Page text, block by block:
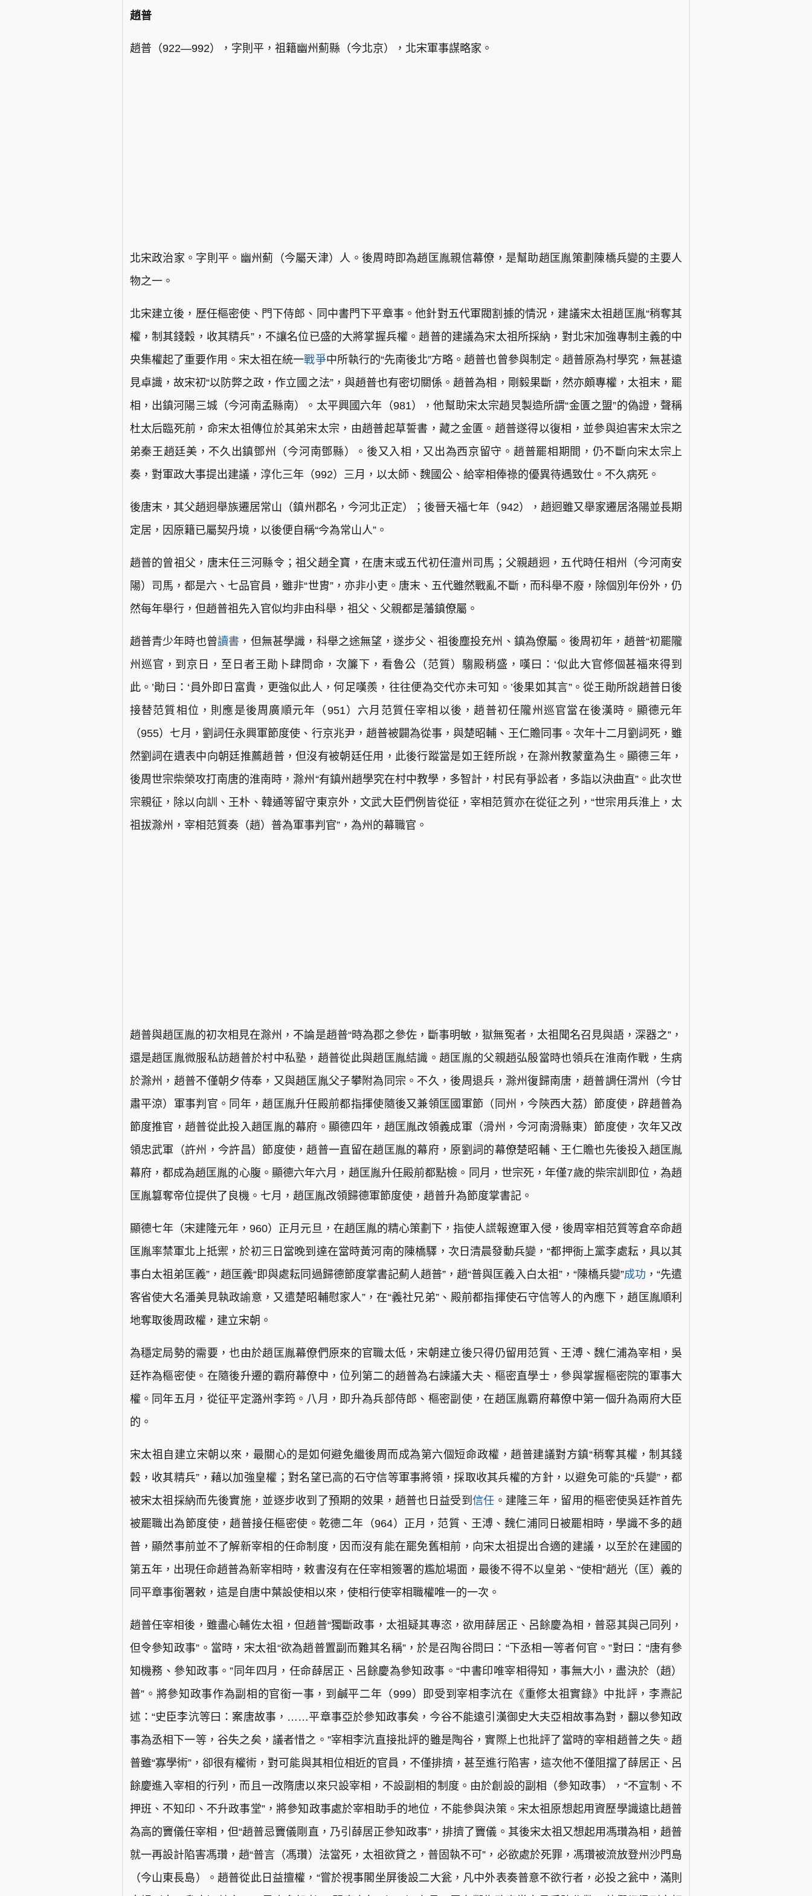
趙普
趙普（922—992），字則平，祖籍幽州薊縣（今北京），北宋軍事謀略家。
北宋政治家。字則平。幽州薊（今屬天津）人。後周時即為趙匡胤親信幕僚，是幫助趙匡胤策劃陳橋兵變的主要人
物之一。
北宋建立後，歷任樞密使、門下侍郎、同中書門下平章事。他針對五代軍閥割據的情況，建議宋太祖趙匡胤“稍奪其
權，制其錢穀，收其精兵”，不讓名位已盛的大將掌握兵權。趙普的建議為宋太祖所採納，對北宋加強專制主義的中
央集權起了重要作用。宋太祖在統一戰爭中所執行的“先南後北”方略。趙普也曾參與制定。趙普原為村學究，無甚遠
見卓識，故宋初“以防弊之政，作立國之法”，與趙普也有密切關係。趙普為相，剛毅果斷，然亦頗專權，太祖末，罷
相，出鎮河陽三城（今河南孟縣南）。太平興國六年（981），他幫助宋太宗趙炅製造所謂“金匱之盟”的偽證，聲稱
杜太后臨死前，命宋太祖傳位於其弟宋太宗，由趙普起草誓書，藏之金匱。趙普遂得以復相，並參與迫害宋太宗之
弟秦王趙廷美，不久出鎮鄧州（今河南鄧縣）。後又入相，又出為西京留守。趙普罷相期間，仍不斷向宋太宗上
奏，對軍政大事提出建議，淳化三年（992）三月，以太師、魏國公、給宰相俸祿的優異待遇致仕。不久病死。
後唐末，其父趙迥舉族遷居常山（鎮州郡名，今河北正定）；後晉天福七年（942），趙迥雖又舉家遷居洛陽並長期
定居，因原籍已屬契丹境，以後便自稱“今為常山人”。
趙普的曾祖父，唐末任三河縣令；祖父趙全寶，在唐末或五代初任澶州司馬；父親趙迥，五代時任相州（今河南安
陽）司馬，都是六、七品官員，雖非“世胄”，亦非小吏。唐末、五代雖然戰亂不斷，而科舉不廢，除個別年份外，仍
然每年舉行，但趙普祖先入官似均非由科舉，祖父、父親都是藩鎮僚屬。
趙普青少年時也曾讀書 ，但無甚學識，科舉之途無望，遂步父、祖後塵投充州、鎮為僚屬。後周初年，趙普“初罷隴
州巡官，到京日，至日者王勛卜肆問命，次簾下，看魯公（范質）騶殿稍盛，嘆曰：‘似此大官修個甚福來得到
此。’勛曰：‘員外即日富貴，更強似此人，何足嘆羨，往往便為交代亦未可知。’後果如其言”。從王勛所說趙普日後
接替范質相位，則應是後周廣順元年（951）六月范質任宰相以後，趙普初任隴州巡官當在後漢時。顯德元年
（955）七月，劉詞任永興軍節度使、行京兆尹，趙普被闢為從事，與楚昭輔、王仁贍同事。次年十二月劉詞死，雖
然劉詞在遺表中向朝廷推薦趙普，但沒有被朝廷任用，此後行蹤當是如王銍所說，在滁州教蒙童為生。顯德三年，
後周世宗柴榮攻打南唐的淮南時，滁州“有鎮州趙學究在村中教學，多智計，村民有爭訟者，多詣以決曲直”。此次世
宗親征，除以向訓、王朴、韓通等留守東京外，文武大臣們例皆從征，宰相范質亦在從征之列，“世宗用兵淮上，太
祖拔滁州，宰相范質奏（趙）普為軍事判官”，為州的幕職官。
趙普與趙匡胤的初次相見在滁州，不論是趙普“時為郡之參佐，斷事明敏，獄無冤者，太祖聞名召見與語，深器之”，
還是趙匡胤微服私訪趙普於村中私塾，趙普從此與趙匡胤結識。趙匡胤的父親趙弘殷當時也領兵在淮南作戰，生病
於滁州，趙普不僅朝夕侍奉，又與趙匡胤父子攀附為同宗。不久，後周退兵，滁州復歸南唐，趙普調任渭州（今甘
肅平涼）軍事判官。同年，趙匡胤升任殿前都指揮使隨後又兼領匡國軍節（同州，今陝西大荔）節度使，辟趙普為
節度推官，趙普從此投入趙匡胤的幕府。顯德四年，趙匡胤改領義成軍（滑州，今河南滑縣東）節度使，次年又改
領忠武軍（許州，今許昌）節度使，趙普一直留在趙匡胤的幕府，原劉詞的幕僚楚昭輔、王仁贍也先後投入趙匡胤
幕府，都成為趙匡胤的心腹。顯德六年六月，趙匡胤升任殿前都點檢。同月，世宗死，年僅7歲的柴宗訓即位，為趙
匡胤篡奪帝位提供了良機。七月，趙匡胤改領歸德軍節度使，趙普升為節度掌書記。
顯德七年（宋建隆元年，960）正月元旦，在趙匡胤的精心策劃下，指使人謊報遼軍入侵，後周宰相范質等倉卒命趙
匡胤率禁軍北上抵禦，於初三日當晚到達在當時黃河南的陳橋驛，次日清晨發動兵變，“都押衙上黨李處耘，具以其
事白太祖弟匡義”，趙匡義“即與處耘同過歸德節度掌書記薊人趙普”，趙“普與匡義入白太祖”，“陳橋兵變”成功 ，“先遣
客省使大名潘美見執政諭意，又遣楚昭輔慰家人”，在“義社兄弟”、殿前都指揮使石守信等人的內應下，趙匡胤順利
地奪取後周政權，建立宋朝。
為穩定局勢的需要，也由於趙匡胤幕僚們原來的官職太低，宋朝建立後只得仍留用范質、王溥、魏仁浦為宰相，吳
廷祚為樞密使。在隨後升遷的霸府幕僚中，位列第二的趙普為右諫議大夫、樞密直學士，參與掌握樞密院的軍事大
權。同年五月，從征平定潞州李筠。八月，即升為兵部侍郎、樞密副使，在趙匡胤霸府幕僚中第一個升為兩府大臣
的。
宋太祖自建立宋朝以來，最關心的是如何避免繼後周而成為第六個短命政權，趙普建議對方鎮“稍奪其權，制其錢
穀，收其精兵”，藉以加強皇權；對名望已高的石守信等軍事將領，採取收其兵權的方針，以避免可能的“兵變”，都
被宋太祖採納而先後實施，並逐步收到了預期的效果，趙普也日益受到 信任 。建隆三年，留用的樞密使吳廷祚首先
被罷職出為節度使，趙普接任樞密使。乾德二年（964）正月，范質、王溥、魏仁浦同日被罷相時，學識不多的趙
普，顯然事前並不了解新宰相的任命制度，因而沒有能在罷免舊相前，向宋太祖提出合適的建議，以至於在建國的
第五年，出現任命趙普為新宰相時，敕書沒有在任宰相簽署的尷尬場面，最後不得不以皇弟、“使相”趙光（匡）義的
同平章事銜署敕，這是自唐中葉設使相以來，使相行使宰相職權唯一的一次。
趙普任宰相後，雖盡心輔佐太祖，但趙普“獨斷政事，太祖疑其專恣，欲用薛居正、呂餘慶為相，普惡其與己同列，
但令參知政事”。當時，宋太祖“欲為趙普置副而難其名稱”，於是召陶谷問曰：“下丞相一等者何官。”對曰：“唐有參
知機務、參知政事。”同年四月，任命薛居正、呂餘慶為參知政事。“中書印唯宰相得知，事無大小，盡決於（趙）
普”。將參知政事作為副相的官銜一事，到鹹平二年（999）即受到宰相李沆在《重修太祖實錄》中批評，李燾記
述：“史臣李沆等曰：案唐故事，……平章事亞於參知政事矣，今谷不能遠引漢御史大夫亞相故事為對，翻以參知政
事為丞相下一等，谷失之矣，議者惜之。”宰相李沆直接批評的雖是陶谷，實際上也批評了當時的宰相趙普之失。趙
普雖“寡學術”，卻很有權術，對可能與其相位相近的官員，不僅排擠，甚至進行陷害，這次他不僅阻擋了薛居正、呂
餘慶進入宰相的行列，而且一改隋唐以來只設宰相，不設副相的制度。由於創設的副相（參知政事），“不宣制、不
押班、不知印、不升政事堂”，將參知政事處於宰相助手的地位，不能參與決策。宋太祖原想起用資歷學識遠比趙普
為高的竇儀任宰相，但“趙普忌竇儀剛直，乃引薛居正參知政事”，排擠了竇儀。其後宋太祖又想起用馮瓚為相，趙普
就一再設計陷害馮瓚，趙“普言（馮瓚）法當死，太祖欲貸之，普固執不可”，必欲處於死罪，馮瓚被流放登州沙門島
（今山東長島）。趙普從此日益擅權，“嘗於視事閣坐屏後設二大瓮，凡中外表奏普意不欲行者，必投之瓮中，滿則